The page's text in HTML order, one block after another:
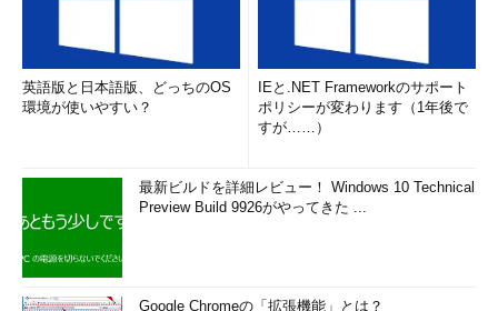
英語版と日本語版、どっちのOS
環境が使いやすい？
IEと.NET Frameworkのサポート
ポリシーが変わります（1年後で
すが……）
最新ビルドを詳細レビュー！ Windows 10 Technical
Preview Build 9926がやってきた ...
Google Chromeの「拡張機能」とは？